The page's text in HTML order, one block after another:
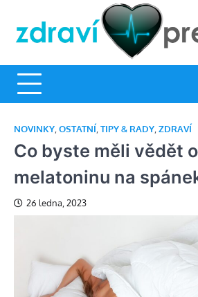
content
NOVINKY OSTATNÍ TIPY & RADY ZDRAVÍ
Co byste měli vědět
melatoninu na
26 ledna, 2023